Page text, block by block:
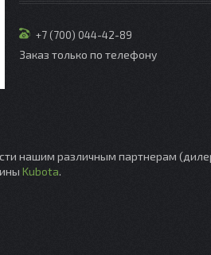
+7 (700) 044-42-89
Заказ только по телефону
нашим различным партнерам
Kubota.